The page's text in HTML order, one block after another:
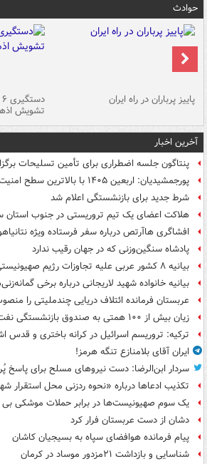
حوادث
پاییز پرباران در راه ایران
تشویش
آخرین اخبار
پنتاگون جلسه اضطراری برای تأمین تسلیحات
پورجمشیدیان: اربعین ۱۴۰۵ با بالاترین سطح امنیت برگزار شد
شرط جدید برای بازنشستگی اعلام شد
هلاکت اعضای یک تیم تروریستی در جنوب استان
افشاگری هاآرتص درباره سفر فرستاده ویژه
پادشاه سنگین‌وزنی که در جهان رقیب ندارد
بیانیه ۸ کشور عربی علیه تجاوزات رژیم صهیونیستی در غزه
بیانیه خانواده شهید لاریجانی درباره برخی
عربستان فرمانده ائتلاف دریایی چندملیتی را
زیان بیش از ۱۰۰ همتی به صندوق‌ بازنشستگی نفت
ترکیه: تروریسم اسرائیل در کرانه باختری و قدس
ایران آقای بلامنازع تنگه هرمز!
سردار ابن‌الرضا: دست نیروهای مسلح برای پاسخ
تکذیب ادعاها درباره «نحوه ردزنی محل استقرار
یک‌ سوم صهیونیست‌ها در برابر حملات موشکی
دشان از دست عربستان فرار کرد
پیام فرمانده هوافضای سپاه به بسیجیان کاشان
شناسایی و بازداشت ۲۱مزدور موساد در کرمان